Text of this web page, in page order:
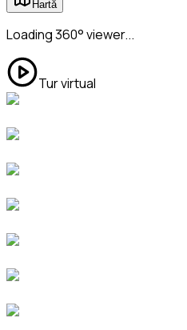
Hartă
Loading 360° viewer...
Tur virtual